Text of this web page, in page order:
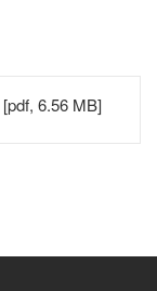
[pdf, 6.56 MB]